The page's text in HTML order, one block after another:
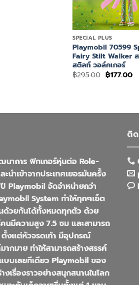
+
SPECIAL PLUS
Playmobil 70599
Fairy Stilt Walker
สติลท์ วอล์คเกอร์
฿295.00 Original
price
฿177.00
าการ ฟิกเกอร์หุ่นต่อ Role-
ำเข้าจากประเทศเยอรมันครั้ง
Playmobil จัดจำหน่ายกว่า
System ทำให้ทุกๆเซ็ต
ด้วยกันได้ทั้งหมดทุกตัว ด้วย
นมีความสูง 7.5 ซม และสามารถ
งแต่หัวจรดเท้า มีอุปกรณ์
กมาย ทำให้สามารถสร้างสรรค์
บบเลยทีเดียว Playmobil ของ
งเรื่องราวอย่างสนุกสนานในโลก
ติ